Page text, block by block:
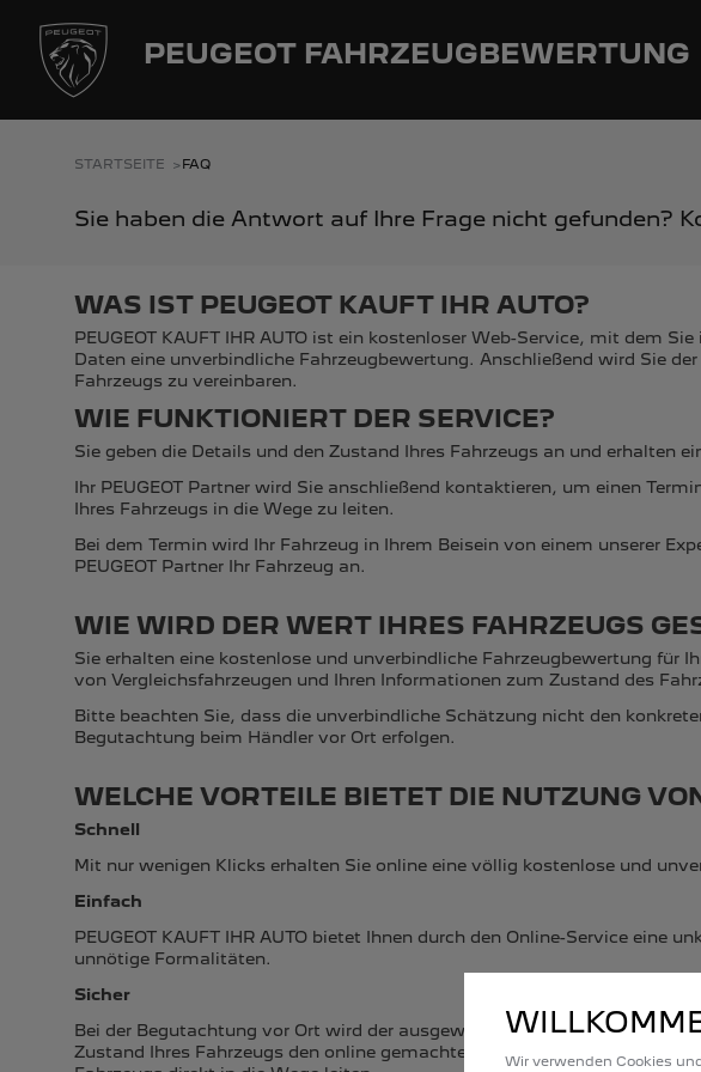
PEUGEOT FAHRZEUGBEWERTUNG
STARTSEITE FAQ
Sie haben die Antwort auf Ihre Frage nicht gefunden?
WAS IST PEUGEOT KAUFT IHR AUTO?
PEUGEOT KAUFT IHR AUTO ist ein kostenloser Web-Service, mit dem
Daten eine unverbindliche Fahrzeugbewertung. Anschließend wird Sie
Fahrzeugs zu vereinbaren.
WIE FUNKTIONIERT DER SERVICE?
Sie geben die Details und den Zustand Ihres Fahrzeugs an und erhalten
Ihr PEUGEOT Partner wird Sie anschließend kontaktieren, um einen
Ihres Fahrzeugs in die Wege zu leiten.
Bei dem Termin wird Ihr Fahrzeug in Ihrem Beisein von einem unserer
PEUGEOT Partner Ihr Fahrzeug an.
WIE WIRD DER WERT IHRES FAHRZEUGS
Sie erhalten eine kostenlose und unverbindliche Fahrzeugbewertung für
von Vergleichsfahrzeugen und Ihren Informationen zum Zustand des
Bitte beachten Sie, dass die unverbindliche Schätzung nicht den
Begutachtung beim Händler vor Ort erfolgen.
WELCHE VORTEILE BIETET DIE NUTZUNG
Schnell
Mit nur wenigen Klicks erhalten Sie online eine völlig kostenlose und
Einfach
PEUGEOT KAUFT IHR AUTO bietet Ihnen durch den Online-Service
unnötige Formalitäten.
Sicher
Bei der Begutachtung vor Ort wird der ausgewählte PEUGEOT Partner
Zustand Ihres Fahrzeugs den online gemachten Angaben entspricht.
Wir verwenden Cookies